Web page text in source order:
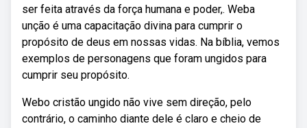
ser feita através da força humana e poder,. Weba
unção é uma capacitação divina para cumprir o
propósito de deus em nossas vidas. Na bíblia, vemos
exemplos de personagens que foram ungidos para
cumprir seu propósito.
Webo cristão ungido não vive sem direção, pelo
contrário, o caminho diante dele é claro e cheio de